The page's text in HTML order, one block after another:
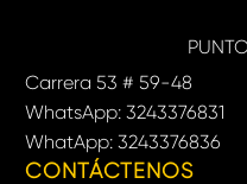
Carrera 53 # 59-48
WhatsApp: 3243376831
WhatApp: 3243376836
CONTÁCTENOS